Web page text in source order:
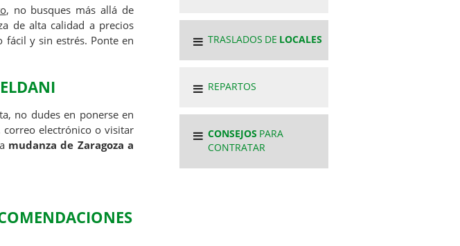
, no busques más allá de
de alta calidad a precios
fácil y sin estrés. Ponte en
no dudes en ponerse en
correo electrónico o visitar
mudanza de Zaragoza a
TRASLADOS DE LOCALES
REPARTOS
CONSEJOS PARA
CONTRATAR